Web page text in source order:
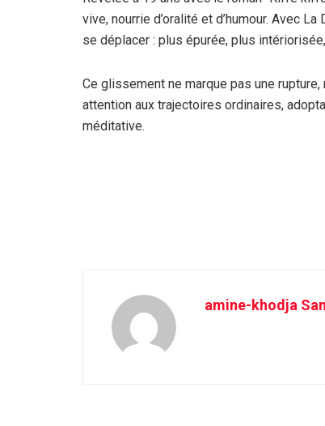
vive, nourrie d’oralité et d’humour. Avec
se déplacer : plus épurée, plus
Ce glissement ne marque pas une
attention aux trajectoires ordinaires,
méditative.
amine-khodja